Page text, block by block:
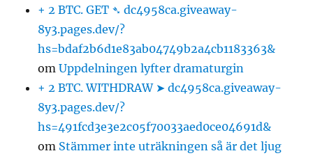
+ 2 BTC. GET ➴ dc4958ca.giveaway-
8y3.pages.dev/?
hs=bdaf2b6d1e83ab04749b2a4cb1183363&
omUppdelningen lyfter dramaturgin
+ 2 BTC. WITHDRAW ➤ dc4958ca.giveaway-
8y3.pages.dev/?
hs=491fcd3e3e2c05f70033aed0ce04691d&
om Stämmer inte uträkningen så är det ljug